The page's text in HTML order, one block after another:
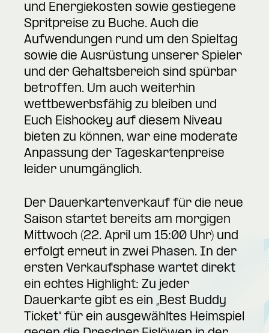
und Energiekosten sowie gestiegene
Spritpreise zu Buche. Auch die
Aufwendungen rund um den Spieltag
sowie die Ausrüstung unserer Spieler
und der Gehaltsbereich sind spürbar
betroffen. Um auch weiterhin
wettbewerbsfähig zu bleiben und
Euch Eishockey auf diesem Niveau
bieten zu können, war eine moderate
Anpassung der Tageskartenpreise
leider unumgänglich.
Der Dauerkartenverkauf für die neue
Saison startet bereits am morgigen
Mittwoch (22. April um 15:00 Uhr) und
erfolgt erneut in zwei Phasen. In der
ersten Verkaufsphase wartet direkt
ein echtes Highlight: Zu jeder
Dauerkarte gibt es ein „Best Buddy
Ticket“ für ein ausgewähltes Heimspiel